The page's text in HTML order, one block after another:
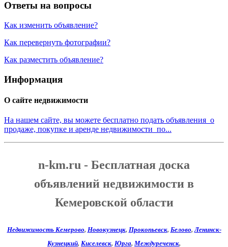
Ответы на вопросы
Как изменить объявление?
Как перевернуть фотографии?
Как разместить объявление?
Информация
О сайте недвижимости
На нашем сайте, вы можете бесплатно подать объявления о
продаже, покупке и аренде недвижимости по...
n-km.ru - Бесплатная доска
объявлений недвижимости в
Кемеровской области
Недвижимость Кемерово, Новокузнецк, Прокопьевск, Белово,Ленинск-
Кузнецкий, Киселевск, Юрга, Междуреченск,